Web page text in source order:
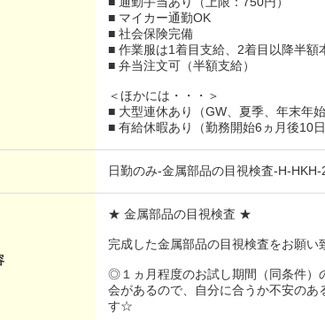
■ マイカー通勤OK
■ 社会保険完備
■ 作業服は1着目支給、2着目以降半額
■ 弁当注文可（半額支給）
＜ほかには・・・＞
■ 大型連休あり（GW、夏季、年末年
■ 有給休暇あり（勤務開始6ヵ月後10
日勤のみ-金属部品の目視検査-H-
★ 金属部品の目視検査 ★
完成した金属部品の目視検査をお願い
◎１ヵ月程度のお試し期間（同条件）
会があるので、自分に合うか不安の
す☆